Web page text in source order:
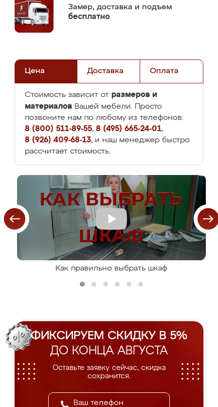
Замер, доставка и подъем
бесплатно
Цена Доставка Оплата
Стоимость зависит от размеров и
материалов Вашей мебели. Просто
позвоните нам по любому из телефонов:
8 (800) 511-89-55, 8 (495) 665-24-01,
8 (926) 409-68-13, и наш менеджер быстро
рассчитает стоимость.
Как правильно выбрать шкаф
ФИКСИРУЕМ СКИДКУ В 5%
ДО КОНЦА АВГУСТА
Оставьте заявку сейчас, скидка
сохранится.